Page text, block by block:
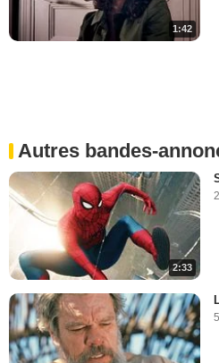
1:42
Autres bandes-
2:33